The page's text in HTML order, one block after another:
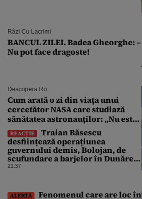
Râzi Cu Lacrimi
BANCUL ZILEI. Badea Gheorghe: –
Nu pot face dragoste!
Descopera.ro
Cum arată o zi din viața unui
cercetător NASA care studiază
sănătatea astronauților: „Nu este
o știință complicată”
REACȚIE
Traian Băsescu
desființează operațiunea
guvernului demis, Bolojan, de
scufundare a barjelor în Dunăre:
„Este o improvizație”
21:37
ALERTĂ
Fenomenul care are loc în